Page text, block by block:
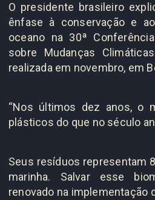
O presidente brasileiro
ênfase à conservação e
oceano na 30ª
sobre Mudanças
realizada em novembro, em
“Nos últimos dez anos, o
plásticos do que no século
Seus resíduos representam
marinha. Salvar esse
renovado na implementação